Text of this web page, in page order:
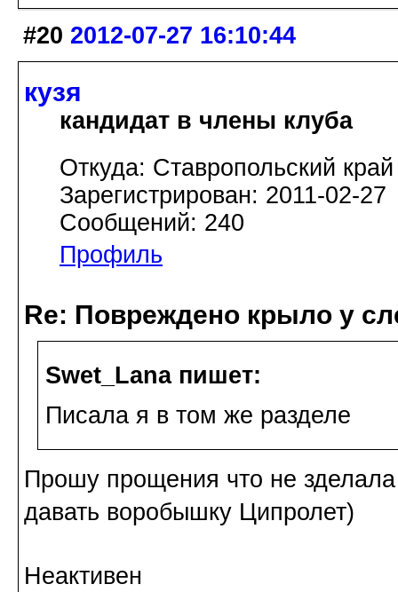
#20 2012-07-27 16:10:44
кузя
кандидат в члены клуба
Откуда: Ставропольский край
Зарегистрирован: 2011-02-27
Сообщений: 240
Профиль
Re: Повреждено крыло у
Swet_Lana пишет:
Писала я в том же разделе
Прошу прощения что не
давать воробышку Ципролет)
Неактивен